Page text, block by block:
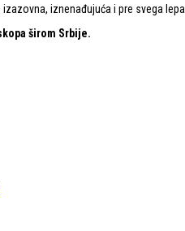
iznenađujuća i pre svega lepa
širom Srbije.